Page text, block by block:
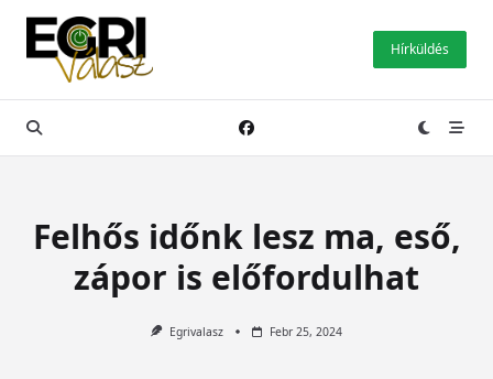
Skip
content
Hírküldés
Felhős időnk lesz ma, eső,
zápor is előfordulhat
Egrivalasz Febr 25, 2024